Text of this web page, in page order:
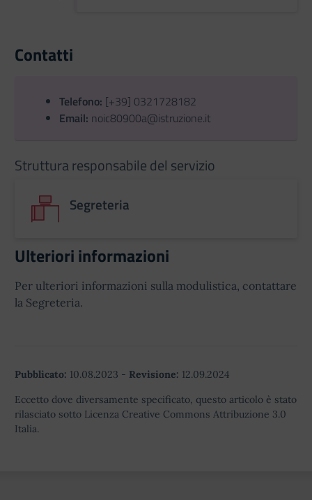
Contatti
Telefono: [+39] 0321728182
Email: noic80900a@istruzione.it
Struttura responsabile del servizio
Segreteria
Ulteriori informazioni
Per ulteriori informazioni sulla modulistica, contattare
la Segreteria.
Pubblicato: 10.08.2023 - Revisione: 12.09.2024
Eccetto dove diversamente specificato, questo articolo è stato
rilasciato sotto Licenza Creative Commons Attribuzione 3.0
Italia.